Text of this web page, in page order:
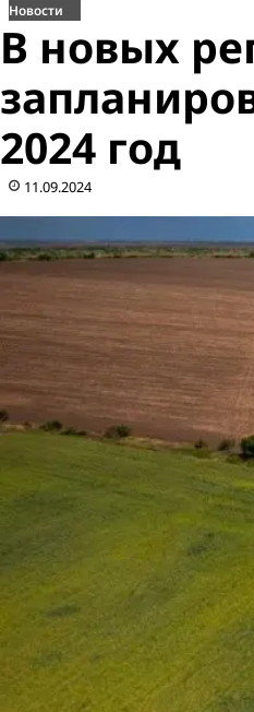
Новости
В новых
2024 год
11.09.2024